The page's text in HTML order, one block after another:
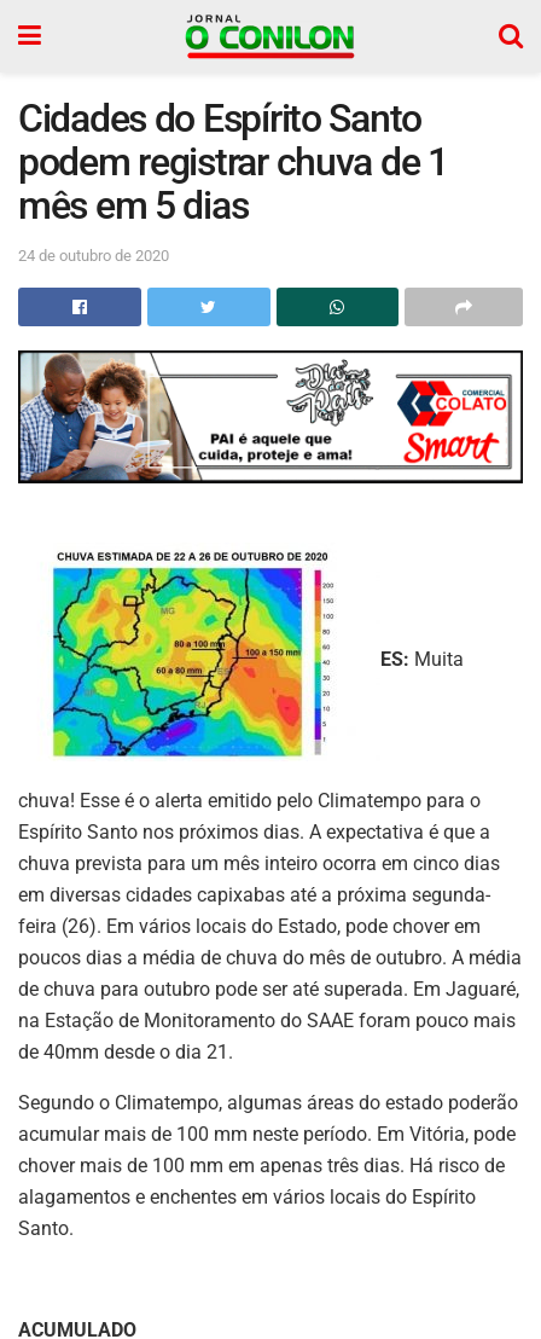
Cidades do Espírito Santo
podem registrar chuva de 1
mês em 5 dias
24 de outubro de 2020
ES: Muita
chuva! Esse é o alerta emitido pelo Climatempo para o
Espírito Santo nos próximos dias. A expectativa é que a
chuva prevista para um mês inteiro ocorra em cinco dias
em diversas cidades capixabas até a próxima segunda-
feira (26). Em vários locais do Estado, pode chover em
poucos dias a média de chuva do mês de outubro. A média
de chuva para outubro pode ser até superada. Em Jaguaré,
na Estação de Monitoramento do SAAE foram pouco mais
de 40mm desde o dia 21.
Segundo o Climatempo, algumas áreas do estado poderão
acumular mais de 100 mm neste período. Em Vitória, pode
chover mais de 100 mm em apenas três dias. Há risco de
alagamentos e enchentes em vários locais do Espírito
Santo.
ACUMULADO